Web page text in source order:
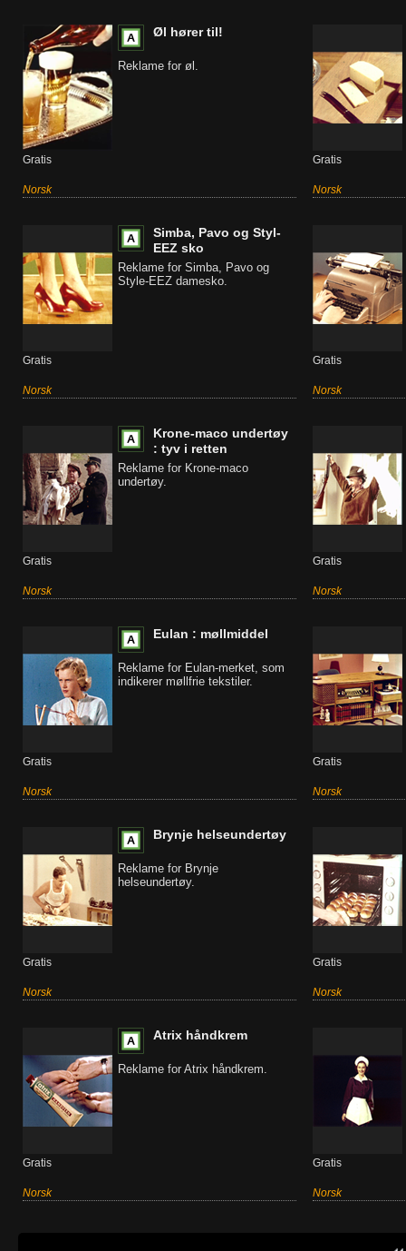
Øl hører til!
Reklame for øl.
Gratis
Norsk
Gratis
Norsk
Simba, Pavo og Styl-
EEZ sko
Reklame for Simba, Pavo og
Style-EEZ damesko.
Gratis
Norsk
Gratis
Norsk
Krone-maco undertøy
: tyv i retten
Reklame for Krone-maco
undertøy.
Gratis
Norsk
Gratis
Norsk
Eulan : møllmiddel
Reklame for Eulan-merket, som
indikerer møllfrie tekstiler.
Gratis
Norsk
Gratis
Norsk
Brynje helseundertøy
Reklame for Brynje
helseundertøy.
Gratis
Norsk
Gratis
Norsk
Atrix håndkrem
Reklame for Atrix håndkrem.
Gratis
Norsk
Gratis
Norsk